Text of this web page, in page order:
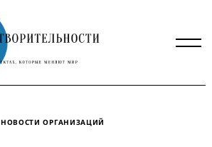
НОВОСТИ ОРГАНИЗАЦИЙ